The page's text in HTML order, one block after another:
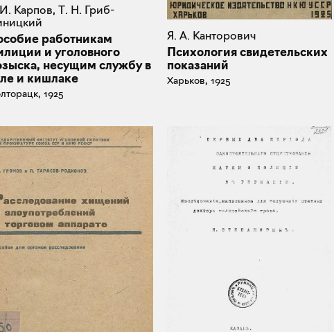
И. Карпов, Т. Н. Гриб-
работникам
и уголовного
несущим службу в
и кишлаке
1925
Я. А. Канторович
Психология свидетельских
показаний
Харьков, 1925